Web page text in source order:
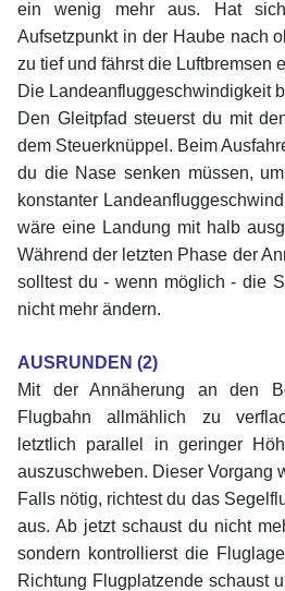
ein wenig mehr aus. Hat
Aufsetzpunkt in der Haube nach
zu tief und fährst die Luftbremsen
Die Landeanfluggeschwindigkeit
Den Gleitpfad steuerst du mit
dem Steuerknüppel. Beim
du die Nase senken müssen,
konstanter
wäre eine Landung mit halb
Während der letzten Phase der
solltest du - wenn möglich - die
nicht mehr ändern.
AUSRUNDEN (2)
Mit der Annäherung an den
Flugbahn allmählich zu
letztlich parallel in geringer
auszuschweben. Dieser Vorgang
Falls nötig, richtest du das
aus. Ab jetzt schaust du nicht
sondern kontrollierst die
Richtung Flugplatzende schaust